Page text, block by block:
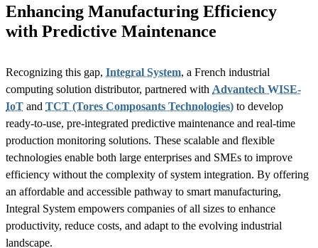
Enhancing Manufacturing Efficiency
with Predictive Maintenance
Recognizing this gap, Integral System, a French industrial
computing solution distributor, partnered with Advantech WISE-
IoT and TCT (Tores Composants Technologies) to develop
ready-to-use, pre-integrated predictive maintenance and real-time
production monitoring solutions. These scalable and flexible
technologies enable both large enterprises and SMEs to improve
efficiency without the complexity of system integration. By offering
an affordable and accessible pathway to smart manufacturing,
Integral System empowers companies of all sizes to enhance
productivity, reduce costs, and adapt to the evolving industrial
landscape.